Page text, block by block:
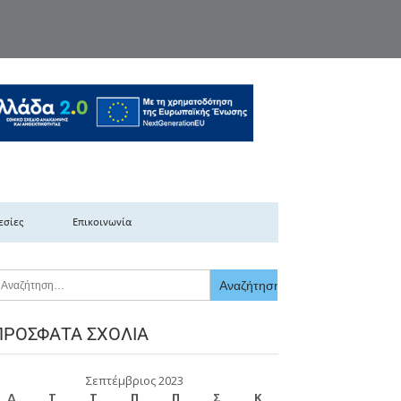
Ελλάδας
Επικοινωνία
ΣΧΌΛΙΑ
Σεπτέμβριος 2023
Δ
Τ Τ Π Π Σ Κ